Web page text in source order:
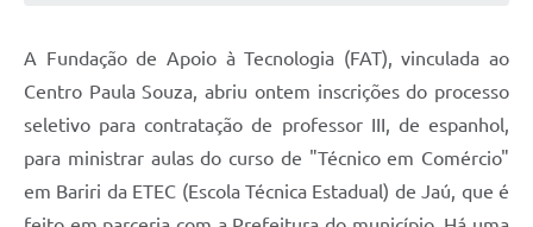
A Fundação de Apoio à Tecnologia (FAT), vinculada ao
Centro Paula Souza, abriu ontem inscrições do processo
seletivo para contratação de professor III, de espanhol,
para ministrar aulas do curso de "Técnico em Comércio"
em Bariri da ETEC (Escola Técnica Estadual) de Jaú, que é